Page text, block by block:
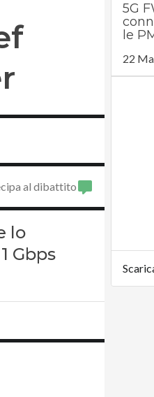
al dibattito
lo
Gbps
5G
le
22